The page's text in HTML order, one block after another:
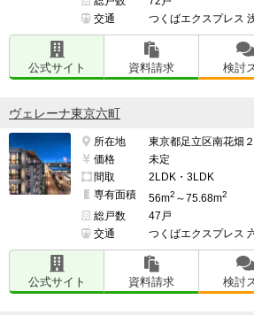
交通
つくばエクスプレス
公式サイト 資料請求 検討
ヴェレーナ東京六町
所在地
東京都足立区南花畑
価格
未定
間取
2LDK・3LDK
専有面積
56m2 ～75.68m2
総戸数
47戸
交通
つくばエクスプレス
公式サイト 資料請求 検討